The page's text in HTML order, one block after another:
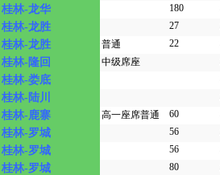
桂林-龙华 180
桂林-龙胜 27
桂林-龙胜 普通 22
桂林-隆回 中级席座
桂林-娄底
桂林-陆川
桂林-鹿寨 高一座席普通 60
桂林-罗城 56
桂林-罗城 56
桂林-罗城 80